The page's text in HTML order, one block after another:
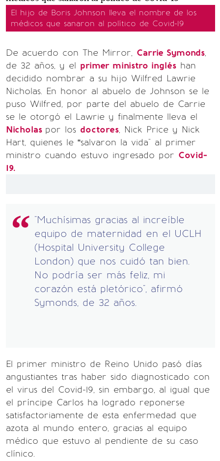
El hijo de Boris Johnson lleva el nombre de los
médicos que sanaron al político de Covid-19
De acuerdo con The Mirror, Carrie Symonds,
de 32 años, y el primer ministro inglés han
decidido nombrar a su hijo Wilfred Lawrie
Nicholas. En honor al abuelo de Johnson se le
puso Wilfred, por parte del abuelo de Carrie
se le otorgó el Lawrie y finalmente lleva el
Nicholas por los doctores, Nick Price y Nick
Hart, quienes le “salvaron la vida" al primer
ministro cuando estuvo ingresado por Covid-
19.
"Muchísimas gracias al increíble
equipo de maternidad en el UCLH
(Hospital University College
London) que nos cuidó tan bien.
No podría ser más feliz, mi
corazón está pletórico", afirmó
Symonds, de 32 años.
El primer ministro de Reino Unido pasó días
angustiantes tras haber sido diagnosticado con
el virus del Covid-19, sin embargo, al igual que
el príncipe Carlos ha logrado reponerse
satisfactoriamente de esta enfermedad que
azota al mundo entero, gracias al equipo
médico que estuvo al pendiente de su caso
clínico.